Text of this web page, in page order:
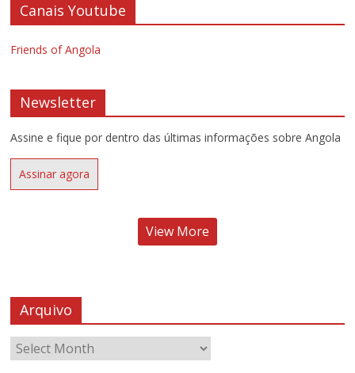
Canais Youtube
Friends of Angola
Newsletter
Assine e fique por dentro das últimas informações sobre Angola
Assinar agora
View More
Arquivo